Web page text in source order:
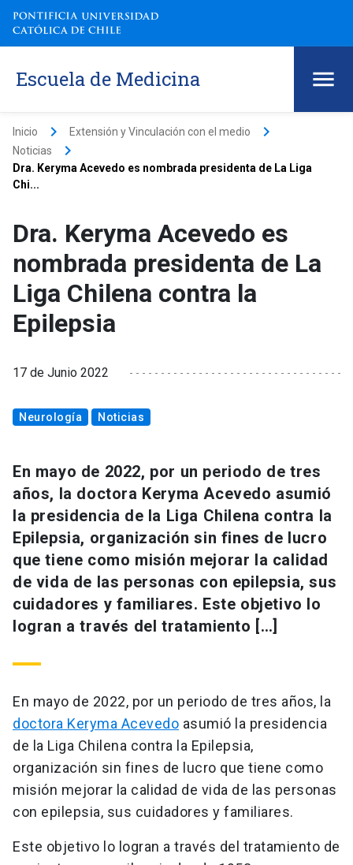
Escuela de Medicina
Inicio keyboard_arrow_right Extensión y Vinculación con el medio keyboard_arrow_right
Noticias keyboard_arrow_right
Dra. Keryma Acevedo es nombrada presidenta de La Liga
Chi...
Dra. Keryma Acevedo es
nombrada presidenta de La
Liga Chilena contra la
Epilepsia
17 de Junio 2022
Neurología Noticias
En mayo de 2022, por un periodo de tres
años, la doctora Keryma Acevedo asumió
la presidencia de la Liga Chilena contra la
Epilepsia, organización sin fines de lucro
que tiene como misión mejorar la calidad
de vida de las personas con epilepsia, sus
cuidadores y familiares. Este objetivo lo
logran a través del tratamiento […]
En mayo de 2022, por un periodo de tres años, la
doctora Keryma Acevedo asumió la presidencia
de la Liga Chilena contra la Epilepsia,
organización sin fines de lucro que tiene como
misión mejorar la calidad de vida de las personas
con epilepsia, sus cuidadores y familiares.
Este objetivo lo logran a través del tratamiento de